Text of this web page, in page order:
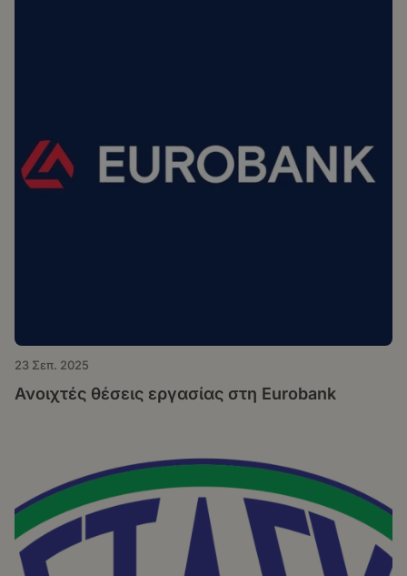
23 Σεπ. 2025
Ανοιχτές θέσεις εργασίας στη Eurobank